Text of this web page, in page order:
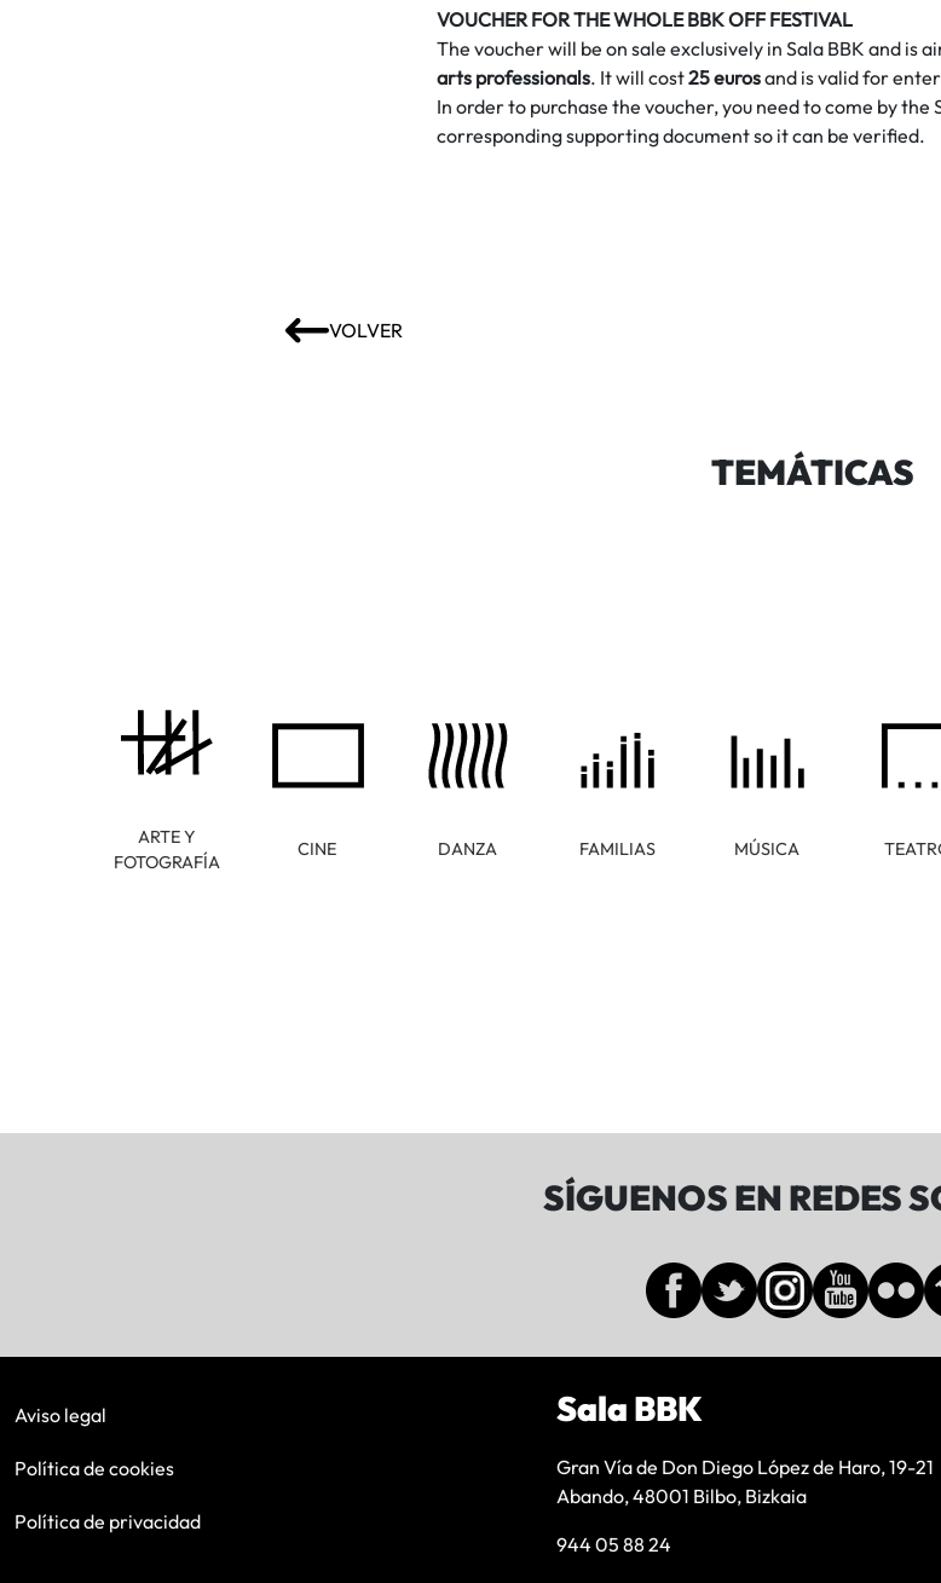
VOUCHER FOR THE WHOLE BBK OFF FESTIVAL
The voucher will be on sale exclusively in Sala BBK and is
arts professionals. It will cost25 eurosand is valid for
In order to purchase the voucher, you need to come by
corresponding supporting document so it can be verified.
VOLVER
TEMÁTICAS
ARTE Y
FOTOGRAFÍA
CINE DANZA FAMILIAS MÚSICA
SÍGUENOS EN REDES
Aviso legal
Política de cookies
Política de privacidad
Sala BBK
Gran Vía de Don Diego López de Haro, 19-21
Abando, 48001 Bilbo, Bizkaia
944 05 88 24